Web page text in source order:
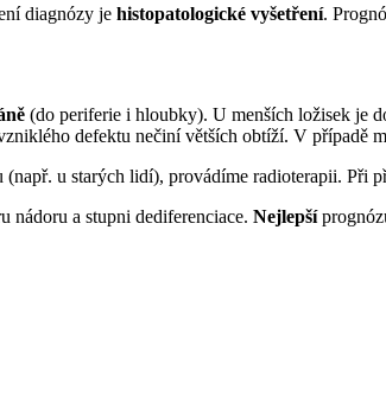
diagnózy je histopatologické vyšetření.
(do periferie i hloubky). U menších ložisek je
defektu nečiní větších obtíží. V případě
u starých lidí), provádíme radioterapii. Při
nádoru a stupni dediferenciace. Nejlepší